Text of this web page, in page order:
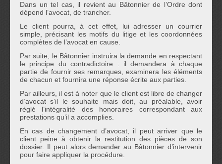
Dans un tel cas, il revient au Bâtonnier de l’Ordre dont
dépend l’avocat, de trancher.
Le client pourra, à cet effet, lui adresser un courrier
simple, précisant les motifs du litige et les coordonnées
complètes de l’avocat en cause.
Par suite, le Bâtonnier instruira la demande en respectant
le principe du contradictoire : il demandera à chaque
partie de fournir ses remarques, examinera les éléments
de chacun et fournira une réponse écrite aux parties.
Par ailleurs, il est à noter que le client est libre de changer
d’avocat s’il le souhaite mais doit, au préalable, avoir
réglé l’intégralité des honoraires correspondant aux
prestations qu’il a accomplies.
En cas de changement d’avocat, il peut arriver que le
client peine à obtenir la restitution des pièces de son
dossier. Il peut alors demander au Bâtonnier d’intervenir
pour faire appliquer la procédure.